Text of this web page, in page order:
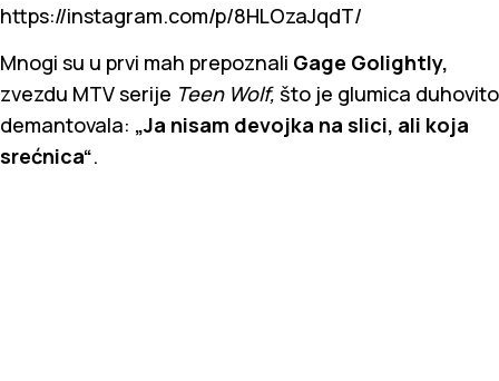
https://instagram.com/p/8HLOzaJqdT/
Mnogi su u prvi mah prepoznali Gage Golightly,
zvezdu MTV serije Teen Wolf, što je glumica duhovito
demantovala: „Ja nisam devojka na slici, ali koja
srećnica“.